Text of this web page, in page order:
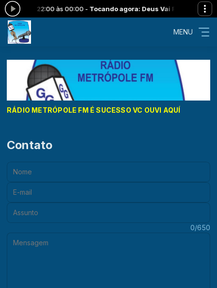
22:00 às 00:00 -Tocando agora: Deus Vai Fazer-Lazaro - Meu
MENU
RÁDIO METRÓPOLE FM É SUCESSO VC OUVI AQUÍ
Contato
Nome:
E-mail:
Assunto:
0/650